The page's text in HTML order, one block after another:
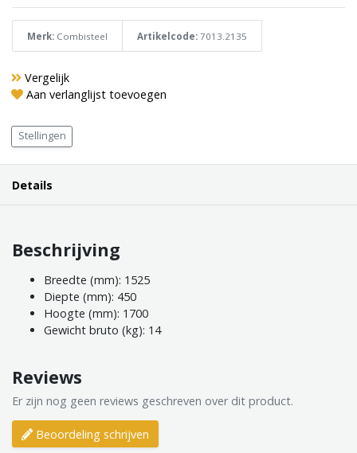
Merk: Combisteel Artikelcode: 7013.2135
Vergelijk
Aan verlanglijst toevoegen
Stellingen
Details
Beschrijving
Breedte (mm): 1525
Diepte (mm): 450
Hoogte (mm): 1700
Gewicht bruto (kg): 14
Reviews
Er zijn nog geen reviews geschreven over dit product.
Beoordeling schrijven